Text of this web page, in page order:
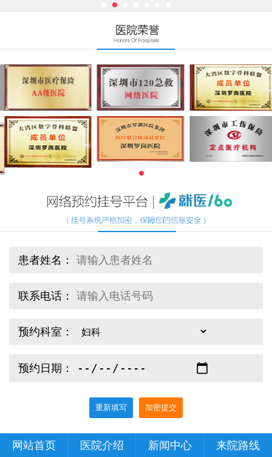
患者姓名：
联系电话：
预约科室：
预约日期：
重新填写 加密提交
网站首页 医院介绍 新闻中心 来院路线